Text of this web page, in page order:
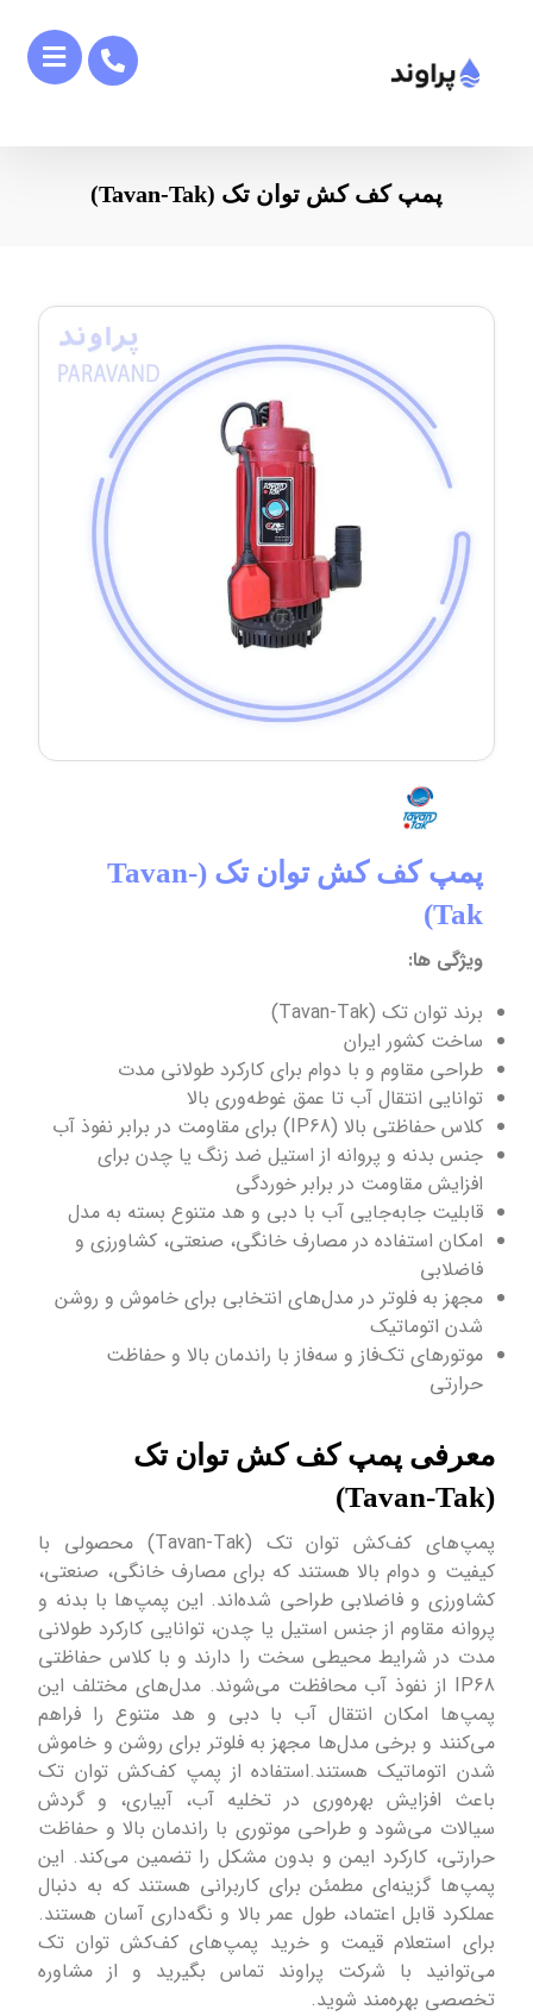
پمپ کف کش توان تک (Tavan-Tak)
پمپ کف کش توان تک (Tavan-
Tak)
ویژگی ها:
برند توان تک (Tavan-Tak)
ساخت کشور ایران
طراحی مقاوم و با دوام برای کارکرد طولانی مدت
توانایی انتقال آب تا عمق غوطه‌وری بالا
کلاس حفاظتی بالا (IP68) برای مقاومت در برابر نفوذ آب
جنس بدنه و پروانه از استیل ضد زنگ یا چدن برای
افزایش مقاومت در برابر خوردگی
قابلیت جابه‌جایی آب با دبی و هد متنوع بسته به مدل
امکان استفاده در مصارف خانگی، صنعتی، کشاورزی و
فاضلابی
مجهز به فلوتر در مدل‌های انتخابی برای خاموش و روشن
شدن اتوماتیک
موتورهای تک‌فاز و سه‌فاز با راندمان بالا و حفاظت
حرارتی
معرفی پمپ کف کش توان تک
(Tavan-Tak)
پمپ‌های کف‌کش توان تک (Tavan-Tak) محصولی با
کیفیت و دوام بالا هستند که برای مصارف خانگی، صنعتی،
کشاورزی و فاضلابی طراحی شده‌اند. این پمپ‌ها با بدنه و
پروانه مقاوم از جنس استیل یا چدن، توانایی کارکرد طولانی
مدت در شرایط محیطی سخت را دارند و با کلاس حفاظتی
IP68 از نفوذ آب محافظت می‌شوند. مدل‌های مختلف این
پمپ‌ها امکان انتقال آب با دبی و هد متنوع را فراهم
می‌کنند و برخی مدل‌ها مجهز به فلوتر برای روشن و خاموش
شدن اتوماتیک هستند.استفاده از پمپ کف‌کش توان تک
باعث افزایش بهره‌وری در تخلیه آب، آبیاری، و گردش
سیالات می‌شود و طراحی موتوری با راندمان بالا و حفاظت
حرارتی، کارکرد ایمن و بدون مشکل را تضمین می‌کند. این
پمپ‌ها گزینه‌ای مطمئن برای کاربرانی هستند که به دنبال
عملکرد قابل اعتماد، طول عمر بالا و نگه‌داری آسان هستند.
برای استعلام قیمت و خرید پمپ‌های کف‌کش توان تک
می‌توانید با شرکت پراوند تماس بگیرید و از مشاوره
تخصصی بهره‌مند شوید.